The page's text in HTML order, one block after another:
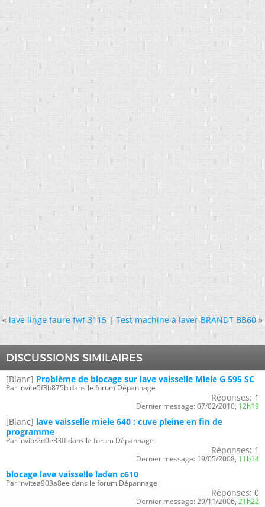
« lave linge faure fwf 3115|Test machine à laver BRANDT BB60 »
DISCUSSIONS SIMILAIRES
[Blanc] Problème de blocage sur lave vaisselle Miele G 595 SC
Par invite5f3b875b dans le forum Dépannage
Réponses: 1
Dernier message: 07/02/2010, 12h19
[Blanc] lave vaisselle miele 640 : cuve pleine en fin de
programme
Par invite2d0e83ff dans le forum Dépannage
Réponses: 1
Dernier message: 19/05/2008, 11h14
blocage lave vaisselle laden c610
Par invitea903a8ee dans le forum Dépannage
Réponses: 0
Dernier message: 29/11/2006, 21h22